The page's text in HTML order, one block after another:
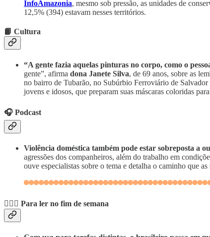
InfoAmazonia, mesmo sob pressão, as unidades de
12,5% (394) estavam nesses territórios.
📙 Cultura
“A gente fazia aquelas pinturas no corpo, como o
gente”, afirma dona Janete Silva, de 69 anos, sobre as
no bairro de Tubarão, no Subúrbio Ferroviário de
jovens e idosos, que preparam suas máscaras coloridas
🎧 Podcast
Violência doméstica também pode estar sobreposta a
agressões dos companheiros, além do trabalho em
ouve especialistas sobre o tema e detalha o caminho que
💆🏽‍♀️ Para ler no fim de semana